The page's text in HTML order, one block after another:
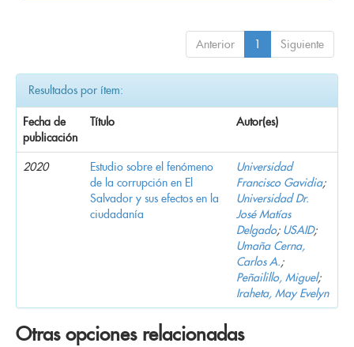
Anterior 1 Siguiente
Resultados por ítem:
Fecha de
publicación
Título Autor(es)
2020
Estudio sobre el fenómeno
de la corrupción en El
Salvador y sus efectos en la
ciudadanía
Universidad
Francisco Gavidia;
Universidad Dr.
José Matías
Delgado; USAID;
Umaña Cerna,
Carlos A.;
Peñailillo, Miguel;
Iraheta, May Evelyn
Otras opciones relacionadas